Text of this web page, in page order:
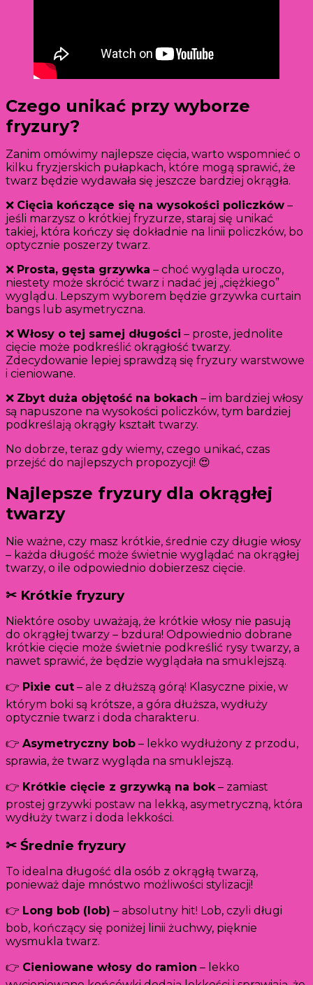
Czego unikać przy wyborze
fryzury?
Zanim omówimy najlepsze cięcia, warto wspomnieć o
kilku fryzjerskich pułapkach, które mogą sprawić, że
twarz będzie wydawała się jeszcze bardziej okrągła.
❌ Cięcia kończące się na wysokości policzków –
jeśli marzysz o krótkiej fryzurze, staraj się unikać
takiej, która kończy się dokładnie na linii policzków, bo
optycznie poszerzy twarz.
❌ Prosta, gęsta grzywka – choć wygląda uroczo,
niestety może skrócić twarz i nadać jej „ciężkiego”
wyglądu. Lepszym wyborem będzie grzywka curtain
bangs lub asymetryczna.
❌ Włosy o tej samej długości – proste, jednolite
cięcie może podkreślić okrągłość twarzy.
Zdecydowanie lepiej sprawdzą się fryzury warstwowe
i cieniowane.
❌ Zbyt duża objętość na bokach – im bardziej włosy
są napuszone na wysokości policzków, tym bardziej
podkreślają okrągły kształt twarzy.
No dobrze, teraz gdy wiemy, czego unikać, czas
przejść do najlepszych propozycji! 😍
Najlepsze fryzury dla okrągłej
twarzy
Nie ważne, czy masz krótkie, średnie czy długie włosy
– każda długość może świetnie wyglądać na okrągłej
twarzy, o ile odpowiednio dobierzesz cięcie.
✂ Krótkie fryzury
Niektóre osoby uważają, że krótkie włosy nie pasują
do okrągłej twarzy – bzdura! Odpowiednio dobrane
krótkie cięcie może świetnie podkreślić rysy twarzy, a
nawet sprawić, że będzie wyglądała na smuklejszą.
👉 Pixie cut – ale z dłuższą górą! Klasyczne pixie, w
którym boki są krótsze, a góra dłuższa, wydłuży
optycznie twarz i doda charakteru.
👉 Asymetryczny bob – lekko wydłużony z przodu,
sprawia, że twarz wygląda na smuklejszą.
👉 Krótkie cięcie z grzywką na bok– zamiast
prostej grzywki postaw na lekką, asymetryczną, która
wydłuży twarz i doda lekkości.
✂ Średnie fryzury
To idealna długość dla osób z okrągłą twarzą,
ponieważ daje mnóstwo możliwości stylizacji!
👉 Long bob (lob) – absolutny hit! Lob, czyli długi
bob, kończący się poniżej linii żuchwy, pięknie
wysmukla twarz.
👉 Cieniowane włosy do ramion – lekko